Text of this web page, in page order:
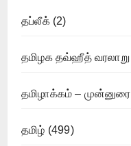
தப்லீக்(2)
தமிழக தவ்ஹீத் வரலாறு
தமிழாக்கம் – முன்னுரை
தமிழ் (499)